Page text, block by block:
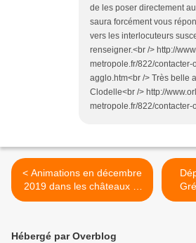
de les poser directement
saura forcément vous
vers les interlocuteurs
renseigner.<br /> http://
metropole.fr/822/contacter-
agglo.htm<br /> Très belle
Clodelle<br /> http://
metropole.fr/822/
< Animations en décembre
2019 dans les châteaux et
musées du Loiret : Sully-
2019
Hébergé par Overblog